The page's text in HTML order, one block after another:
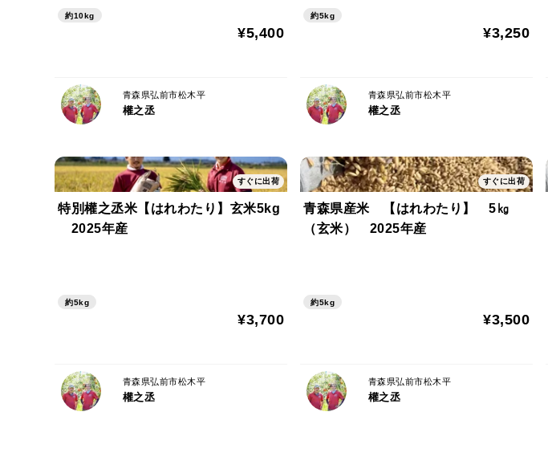
約10kg
¥5,400
青森県弘前市松木平
權之丞
約5kg
¥3,250
青森県弘前市松木平
權之丞
すぐに出荷
特別權之丞米【はれわたり】玄米5kg
2025年産
約5kg
¥3,700
青森県弘前市松木平
權之丞
すぐに出荷
青森県産米 【はれわたり】 5㎏
（玄米） 2025年産
約5kg
¥3,500
青森県弘前市松木平
權之丞